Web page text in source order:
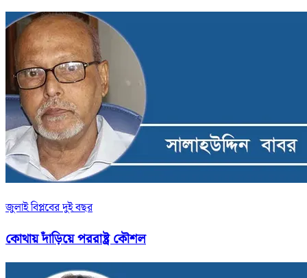
জুলাই বিপ্লবের দুই বছর
কোথায় দাঁড়িয়ে পররাষ্ট্র কৌশল